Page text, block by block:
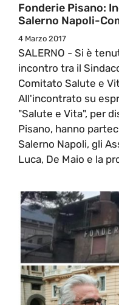
Fonderie Pisano:
Salerno Napoli-
4 Marzo 2017
SALERNO - Si è
incontro tra il
Comitato Salute e
All'incontrato su
"Salute e Vita", per
Pisano, hanno
Salerno Napoli, gli
Luca, De Maio e la